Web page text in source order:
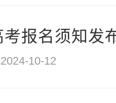
报名须知发
2024-10-12